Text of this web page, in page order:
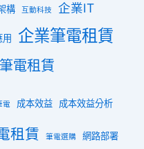
構 互動科技 企業IT
用 企業筆電租賃
電租賃
電 成本效益 成本效益分析
租賃 筆電選購 網路部署